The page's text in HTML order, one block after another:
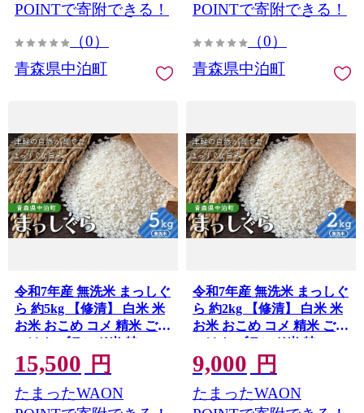
POINTで寄附できる！
（0）
青森県中泊町
POINTで寄附できる！
（0）
青森県中泊町
令和7年産 無洗米 まっしぐ
ら 約5kg 【修清】 白米 米
お米 おこめ コメ 精米 ご飯
ごはん ブランド米 特A コ
スパ 青森県 中泊町 おすす
め F6N-353
15,500 円
たまったWAON
令和7年産 無洗米 まっしぐ
ら 約2kg 【修清】 白米 米
お米 おこめ コメ 精米 ご飯
ごはん ブランド米 特A コ
スパ 青森県 中泊町 おすす
め F6N-352
9,000 円
たまったWAON